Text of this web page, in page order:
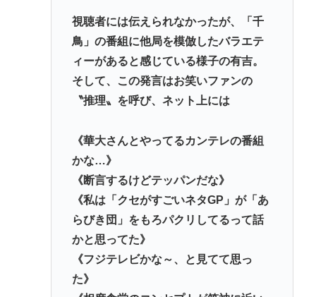
視聴者には伝えられなかったが、「千
鳥」の番組に他局を模倣したバラエテ
ィーがあると感じている様子の有吉。
そして、この発言はお笑いファンの
〝推理〟を呼び、ネット上には
《華大さんとやってるカンテレの番組
かな…》
《断言するけどテッパンだな》
《私は「クセがすごいネタGP」が「あ
らびき団」をもろパクリしてるって話
かと思ってた》
《フジテレビかな～、と見てて思っ
た》